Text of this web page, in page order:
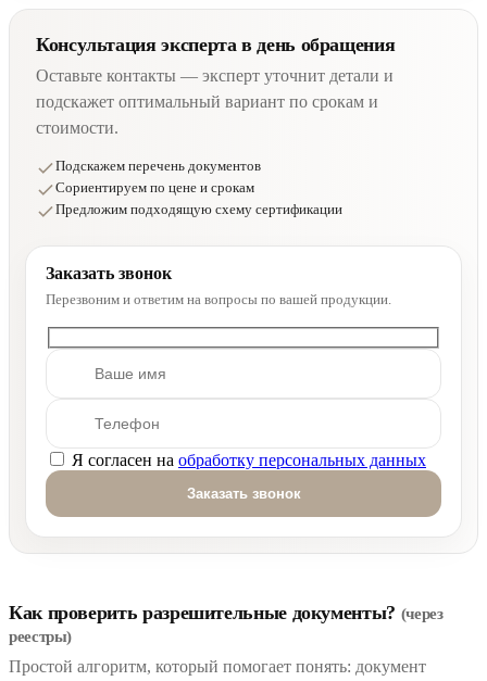
Консультация эксперта в день обращения
Оставьте контакты — эксперт уточнит детали и
подскажет оптимальный вариант по срокам и
стоимости.
Подскажем перечень документов
Сориентируем по цене и срокам
Предложим подходящую схему сертификации
Заказать звонок
Перезвоним и ответим на вопросы по вашей продукции.
Оставьте это поле пустым.
Я согласен на обработку персональных данных
Как проверить разрешительные документы? (через
реестры)
Простой алгоритм, который помогает понять: документ